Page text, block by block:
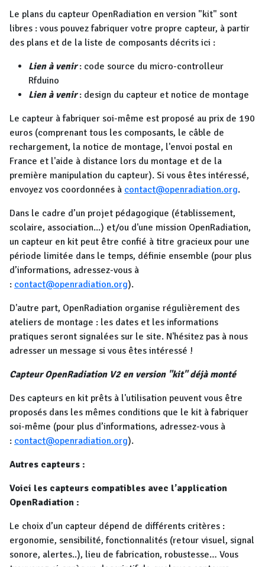
Le plans du capteur OpenRadiation en version "kit" sont
libres : vous pouvez fabriquer votre propre capteur, à partir
des plans et de la liste de composants décrits ici :
Lien à venir : code source du micro-controlleur
Rfduino
Lien à venir : design du capteur et notice de montage
Le capteur à fabriquer soi-même est proposé au prix de 190
euros (comprenant tous les composants, le câble de
rechargement, la notice de montage, l'envoi postal en
France et l'aide à distance lors du montage et de la
première manipulation du capteur). Si vous êtes intéressé,
envoyez vos coordonnées à contact@openradiation.org.
Dans le cadre d’un projet pédagogique (établissement,
scolaire, association...) et/ou d'une mission OpenRadiation,
un capteur en kit peut être confié à titre gracieux pour une
période limitée dans le temps, définie ensemble (pour plus
d’informations, adressez-vous à
: contact@openradiation.org).
D'autre part, OpenRadiation organise régulièrement des
ateliers de montage : les dates et les informations
pratiques seront signalées sur le site. N'hésitez pas à nous
adresser un message si vous êtes intéressé !
Capteur OpenRadiation V2 en version "kit" déjà monté
Des capteurs en kit prêts à l'utilisation peuvent vous être
proposés dans les mêmes conditions que le kit à fabriquer
soi-même (pour plus d’informations, adressez-vous à
: contact@openradiation.org).
Autres capteurs :
Voici les capteurs compatibles avec l’application
OpenRadiation :
Le choix d’un capteur dépend de différents critères :
ergonomie, sensibilité, fonctionnalités (retour visuel, signal
sonore, alertes..), lieu de fabrication, robustesse… Vous